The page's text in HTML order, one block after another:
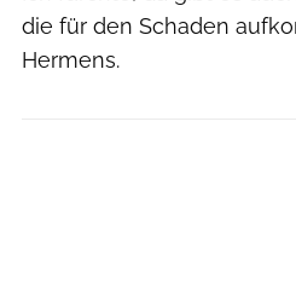
die für den Schaden
Hermens.